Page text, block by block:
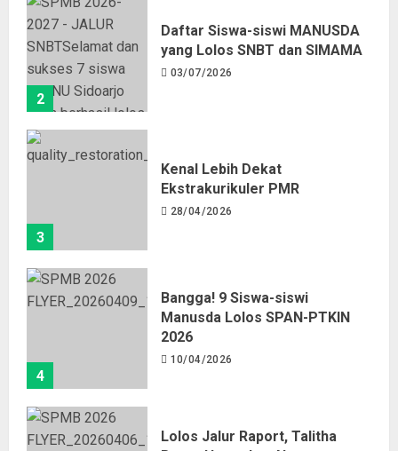
2
Daftar Siswa-siswi MANUSDA
yang Lolos SNBT dan SIMAMA
03/07/2026
3
Kenal Lebih Dekat
Ekstrakurikuler PMR
28/04/2026
4
Bangga! 9 Siswa-siswi
Manusda Lolos SPAN-PTKIN
2026
10/04/2026
Lolos Jalur Raport, Talitha